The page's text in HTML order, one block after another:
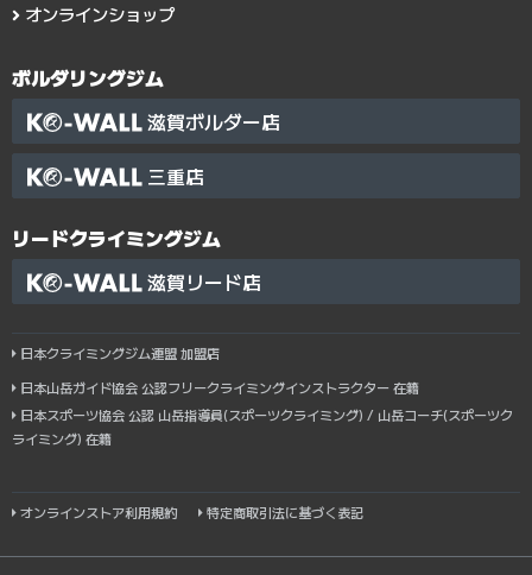
オンラインショップ
ボルダリングジム
滋賀ボルダー店
三重店
リードクライミングジム
滋賀リード店
日本クライミングジム連盟 加盟店
日本山岳ガイド協会 公認フリークライミングインストラクター 在籍
日本スポーツ協会 公認 山岳指導員(スポーツクライミング) / 山岳コーチ(スポーツク
ライミング) 在籍
オンラインストア利用規約 特定商取引法に基づく表記